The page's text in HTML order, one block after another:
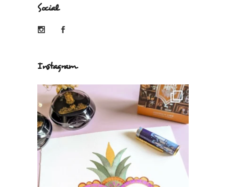
Social
Instagram